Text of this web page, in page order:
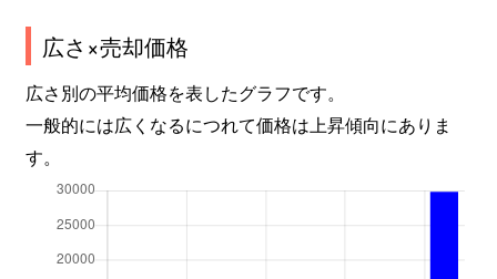
北目町
北目町
1,300万円
五橋
木町通
4,000万円
北四番丁
木町通
4,500万円
北四番丁
木町通
広さ×売却価格
広さ別の平均価格を表したグラフです。
一般的には広くなるにつれて価格は上昇傾向にありま
す。